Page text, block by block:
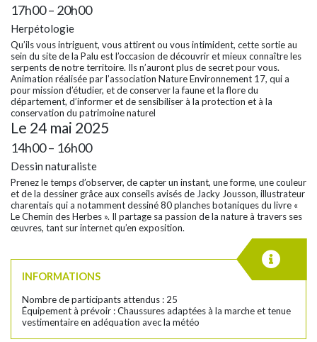
17h00 – 20h00
Herpétologie
Qu’ils vous intriguent, vous attirent ou vous intimident, cette sortie au
sein du site de la Palu est l’occasion de découvrir et mieux connaître les
serpents de notre territoire. Ils n’auront plus de secret pour vous.
Animation réalisée par l’association Nature Environnement 17, qui a
pour mission d’étudier, et de conserver la faune et la flore du
département, d’informer et de sensibiliser à la protection et à la
conservation du patrimoine naturel
Le 24 mai 2025
14h00 – 16h00
Dessin naturaliste
Prenez le temps d’observer, de capter un instant, une forme, une couleur
et de la dessiner grâce aux conseils avisés de Jacky Jousson, illustrateur
charentais qui a notamment dessiné 80 planches botaniques du livre «
Le Chemin des Herbes ». Il partage sa passion de la nature à travers ses
œuvres, tant sur internet qu’en exposition.
INFORMATIONS
Nombre de participants attendus : 25
Équipement à prévoir : Chaussures adaptées à la marche et tenue
vestimentaire en adéquation avec la météo